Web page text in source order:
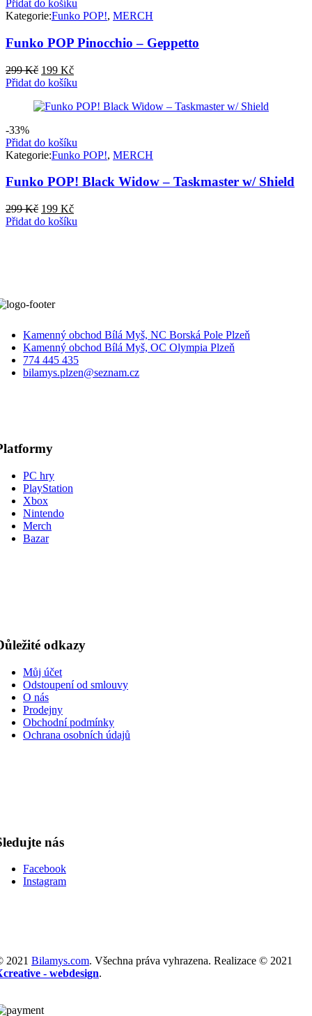
Přidat do košíku
Kategorie:Funko POP!, MERCH
Funko POP Pinocchio – Geppetto
299Kč Původní
cena
299 Kč.
199 KčAktuální
cena
199 Kč.
Přidat do košíku
-33%
Přidat do košíku
Kategorie:Funko POP!, MERCH
Funko POP! Black Widow – Taskmaster w/ Shield
299Kč Původní
cena
199 KčAktuální
cena
Přidat do košíku
Kamenný obchod Bílá Myš, NC Borská Pole Plzeň
Kamenný obchod Bílá Myš, OC Olympia Plzeň
774 445 435
bilamys.plzen@seznam.cz
PC hry
PlayStation
Xbox
Nintendo
Merch
Bazar
odkazy
Můj účet
Odstoupení od smlouvy
O nás
Prodejny
Obchodní podmínky
Ochrana osobních údajů
nás
Facebook
Instagram
2021 Bilamys.com. Všechna práva vyhrazena. Realizace © 2021
- webdesign.